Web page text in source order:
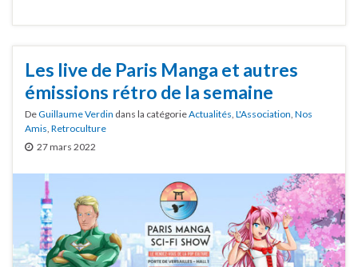
Les live de Paris Manga et autres
émissions rétro de la semaine
DeGuillaume Verdin dans la catégorieActualités L'Association Nos
Amis Retroculture
27 mars 2022